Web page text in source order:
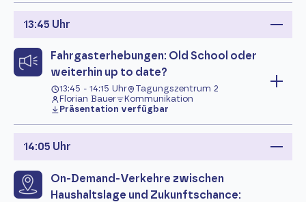
13:45 Uhr
Fahrgasterhebungen: Old School oder
weiterhin up to date?
13:45 - 14:15 Uhr
Tagungszentrum 2
Florian Bauer
Kommunikation
Präsentation verfügbar
14:05 Uhr
On-Demand-Verkehre zwischen
Haushaltslage und Zukunftschance: